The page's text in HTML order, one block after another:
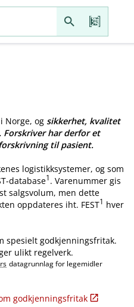
Norge, og sikkerhet, kvalitet
Forskriver har derfor et
til pasient.
logistikksystemer, og som
database1. Varenummer gis
salgsvolum, men dette
oppdateres iht. FEST1 hver
spesielt godkjenningsfritak.
ulikt regelverk.
datagrunnlag for legemidler
godkjenningsfritak